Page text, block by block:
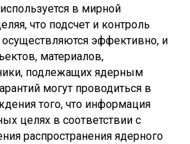
в мирной
что подсчет и контроль
осуществляются эффективно, и
материалов,
подлежащих ядерным
могут проводиться в
того, что информация
целях в соответствии с
распространения ядерного